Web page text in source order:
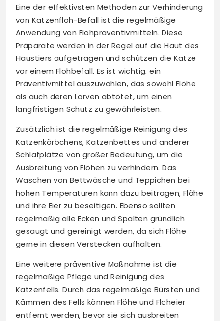
Eine der effektivsten Methoden zur Verhinderung
von Katzenfloh-Befall ist die regelmäßige
Anwendung von Flohpräventivmitteln. Diese
Präparate werden in der Regel auf die Haut des
Haustiers aufgetragen und schützen die Katze
vor einem Flohbefall. Es ist wichtig, ein
Präventivmittel auszuwählen, das sowohl Flöhe
als auch deren Larven abtötet, um einen
langfristigen Schutz zu gewährleisten.
Zusätzlich ist die regelmäßige Reinigung des
Katzenkörbchens, Katzenbettes und anderer
Schlafplätze von großer Bedeutung, um die
Ausbreitung von Flöhen zu verhindern. Das
Waschen von Bettwäsche und Teppichen bei
hohen Temperaturen kann dazu beitragen, Flöhe
und ihre Eier zu beseitigen. Ebenso sollten
regelmäßig alle Ecken und Spalten gründlich
gesaugt und gereinigt werden, da sich Flöhe
gerne in diesen Verstecken aufhalten.
Eine weitere präventive Maßnahme ist die
regelmäßige Pflege und Reinigung des
Katzenfells. Durch das regelmäßige Bürsten und
Kämmen des Fells können Flöhe und Floheier
entfernt werden, bevor sie sich ausbreiten